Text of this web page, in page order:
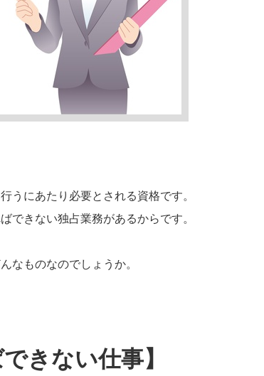
うにあたり必要とされる資格です。
できない独占業務があるからです。
なものなのでしょうか。
きない仕事】